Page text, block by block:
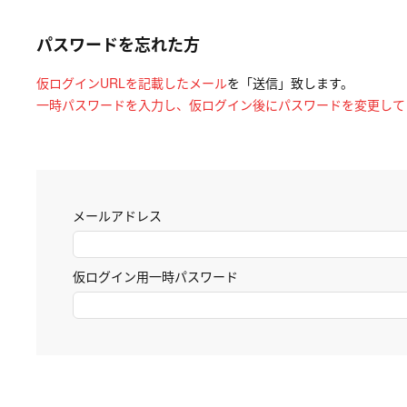
パスワードを忘れた方
仮ログインURLを記載したメールを「送信」致します。
一時パスワードを入力し、仮ログイン後にパスワードを変更して
メールアドレス
仮ログイン用一時パスワード